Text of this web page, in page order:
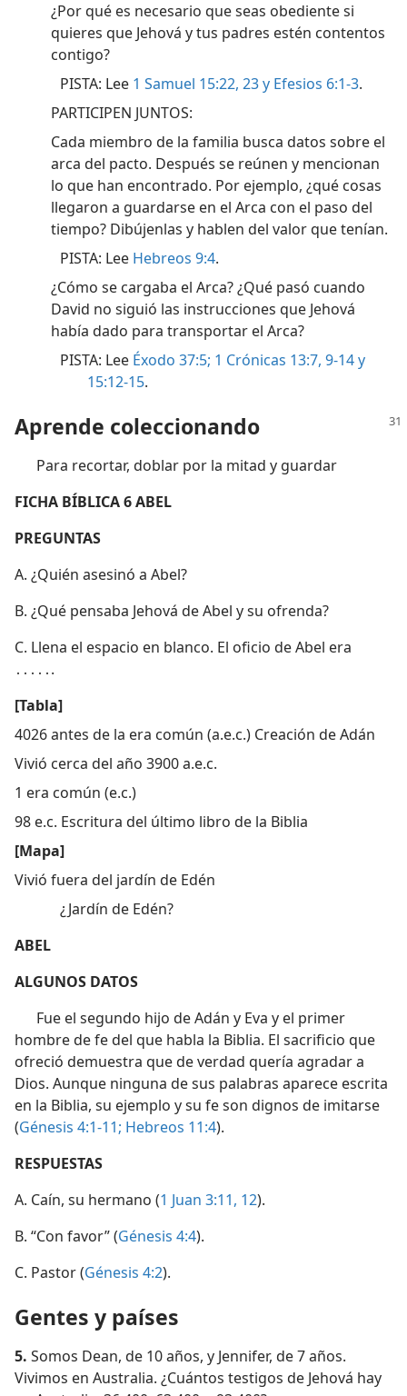
¿Por qué es necesario que seas obediente si
quieres que Jehová y tus padres estén contentos
contigo?
PISTA: Lee 1 Samuel 15:22, 23 y Efesios 6:1-3.
PARTICIPEN JUNTOS:
Cada miembro de la familia busca datos sobre el
arca del pacto. Después se reúnen y mencionan
lo que han encontrado. Por ejemplo, ¿qué cosas
llegaron a guardarse en el Arca con el paso del
tiempo? Dibújenlas y hablen del valor que tenían.
PISTA: Lee Hebreos 9:4.
¿Cómo se cargaba el Arca? ¿Qué pasó cuando
David no siguió las instrucciones que Jehová
había dado para transportar el Arca?
PISTA: Lee Éxodo 37:5; 1 Crónicas 13:7, 9-14 y
15:12-15.
Aprende coleccionando
Para recortar, doblar por la mitad y guardar
FICHA BÍBLICA 6 ABEL
PREGUNTAS
A. ¿Quién asesinó a Abel?
B. ¿Qué pensaba Jehová de Abel y su ofrenda?
C. Llena el espacio en blanco. El oficio de Abel era
․․․․․.
[Tabla]
4026 antes de la era común (a.e.c.) Creación de Adán
Vivió cerca del año 3900 a.e.c.
1 era común (e.c.)
98 e.c. Escritura del último libro de la Biblia
[Mapa]
Vivió fuera del jardín de Edén
¿Jardín de Edén?
ABEL
ALGUNOS DATOS
Fue el segundo hijo de Adán y Eva y el primer
hombre de fe del que habla la Biblia. El sacrificio que
ofreció demuestra que de verdad quería agradar a
Dios. Aunque ninguna de sus palabras aparece escrita
en la Biblia, su ejemplo y su fe son dignos de imitarse
(Génesis 4:1-11; Hebreos 11:4).
RESPUESTAS
A. Caín, su hermano (1 Juan 3:11, 12).
B. “Con favor” (Génesis 4:4).
C. Pastor (Génesis 4:2).
Gentes y países
5. Somos Dean, de 10 años, y Jennifer, de 7 años.
Vivimos en Australia. ¿Cuántos testigos de Jehová hay